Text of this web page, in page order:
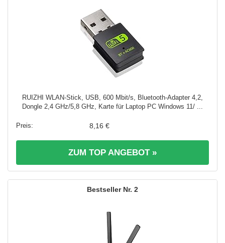
RUIZHI WLAN-Stick, USB, 600 Mbit/s, Bluetooth-Adapter 4,2,
Dongle 2,4 GHz/5,8 GHz, Karte für Laptop PC Windows 11/ ...
8,16 €
ZUM TOP ANGEBOT »
2